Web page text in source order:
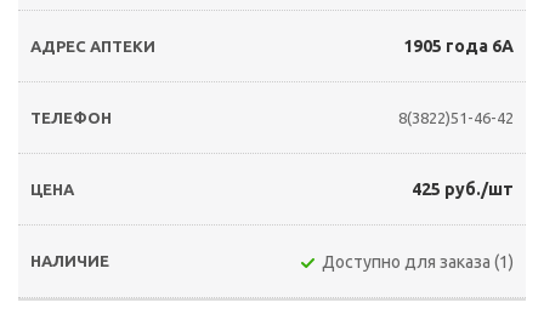
1905 года 6А
8(3822)51-46-42
425 руб./шт
Доступно для заказа (1)